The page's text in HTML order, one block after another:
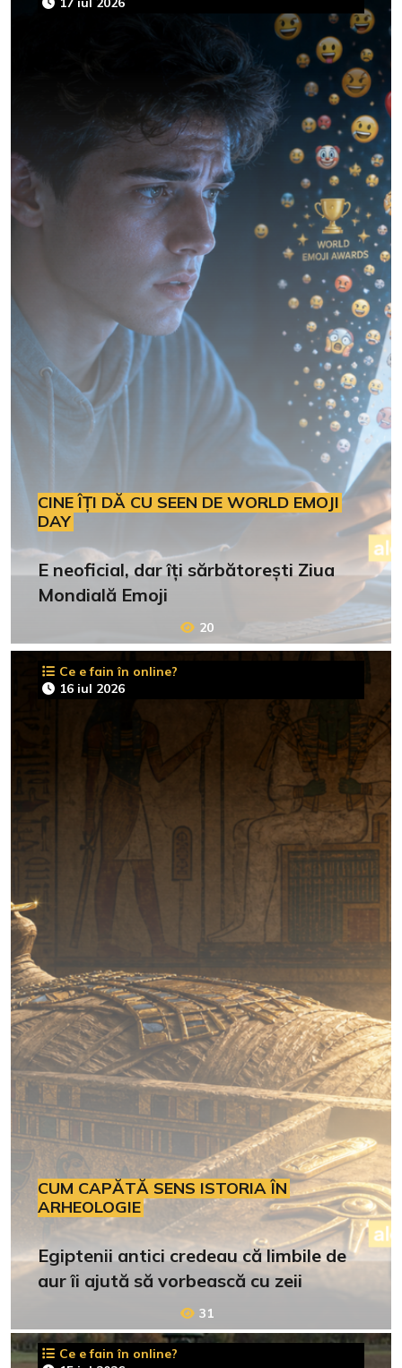
CINE ÎȚI DĂ CU SEEN DE WORLD EMOJI
DAY
E neoficial, dar îți sărbătorești Ziua
Mondială Emoji
20
Ce e fain în online?
16 iul 2026
CUM CAPĂTĂ SENS ISTORIA ÎN
ARHEOLOGIE
Egiptenii antici credeau că limbile de
aur îi ajută să vorbească cu zeii
31
Ce e fain în online?